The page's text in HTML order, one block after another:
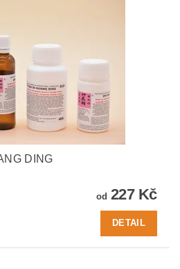
DING
od 227 Kč
DETAIL